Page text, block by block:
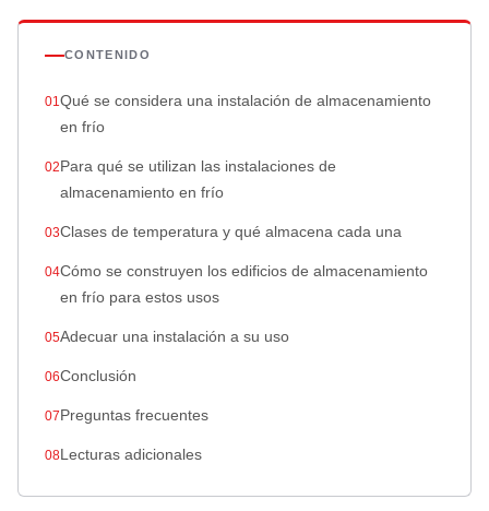
CONTENIDO
Qué se considera una instalación de almacenamiento
en frío
Para qué se utilizan las instalaciones de
almacenamiento en frío
Clases de temperatura y qué almacena cada una
Cómo se construyen los edificios de almacenamiento
en frío para estos usos
Adecuar una instalación a su uso
Conclusión
Preguntas frecuentes
Lecturas adicionales